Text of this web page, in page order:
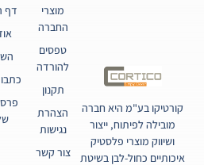
קורטיקו בע"מ היא חברה
מובילה לפיתוח, ייצור
ושיווק מוצרי פלסטיק
איכותיים כחול-לבן בשיטת
דף
כתבו
מוצרי
החברה
טפסים
להורדה
תקנון
הצהרת
נגישות
צור קשר